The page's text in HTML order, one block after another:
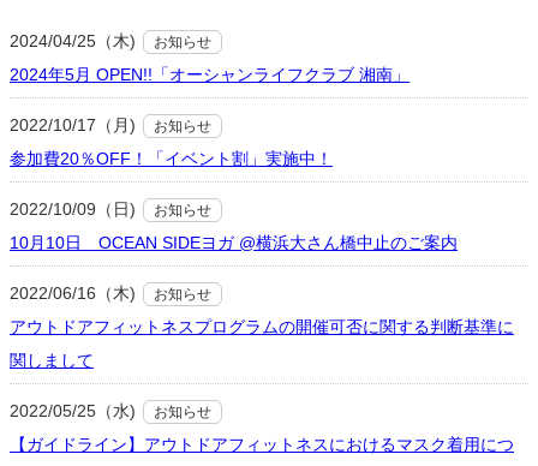
2024/04/25（木) お知らせ
2024年5月 OPEN!!「オーシャンライフクラブ 湘南」
2022/10/17（月) お知らせ
参加費20％OFF！「イベント割」実施中！
2022/10/09（日) お知らせ
10月10日 OCEAN SIDEヨガ @横浜大さん橋中止のご案内
2022/06/16（木) お知らせ
アウトドアフィットネスプログラムの開催可否に関する判断基準に
関しまして
2022/05/25（水) お知らせ
【ガイドライン】アウトドアフィットネスにおけるマスク着用につ